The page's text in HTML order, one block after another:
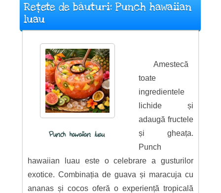
Rețete de băuturi: Punch hawaiian
luau
Punch hawaiian luau
Amestecă
toate
ingredientele
lichide și
adaugă fructele
și gheața.
Punch
hawaiian luau este o celebrare a gusturilor
exotice. Combinația de guava și maracuja cu
ananas și cocos oferă o experiență tropicală